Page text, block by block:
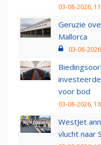
03-08-2026,
Geruzie
Mallorca
03-08-
voor bod
03-08-2026,
WestJet
vlucht naar